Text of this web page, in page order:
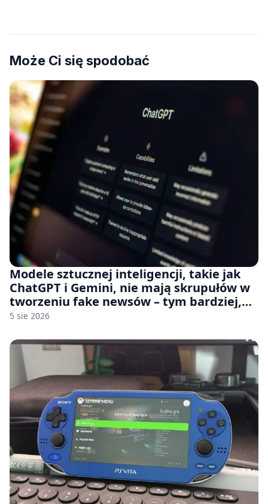
Może Ci się spodobać
Modele sztucznej inteligencji, takie jak
ChatGPT i Gemini, nie mają skrupułów w
tworzeniu fake newsów – tym bardziej,
jeśli rozmawiasz z nimi po polsku
5 sie 2026